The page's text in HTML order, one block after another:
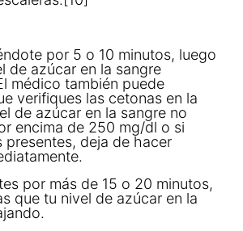
por 5 o 10 minutos, luego
de azúcar en la sangre
médico también puede
verifiques las cetonas en la
de azúcar en la sangre no
encima de 250 mg/dl o si
presentes, deja de hacer
por más de 15 o 20 minutos,
que tu nivel de azúcar en la